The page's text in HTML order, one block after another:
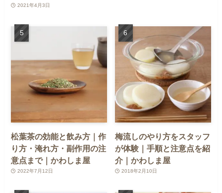
2021年4月3日
松葉茶の効能と飲み方｜作
り方・淹れ方・副作用の注
意点まで｜かわしま屋
2022年7月12日
梅流しのやり方をスタッフ
が体験｜手順と注意点を紹
介｜かわしま屋
2018年2月10日